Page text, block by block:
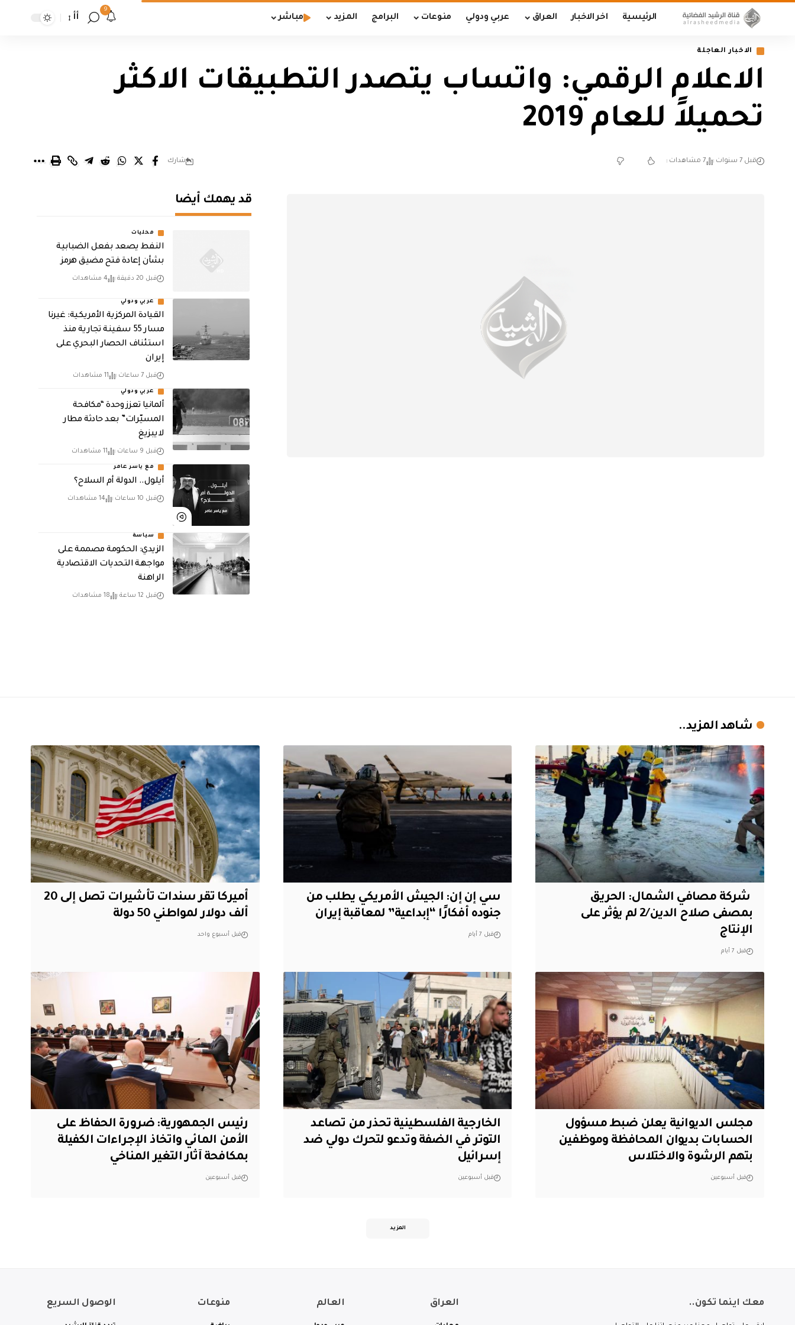
الرئيسية اخر الاخبار العراق عربي ودولي منوعات البرامج المزيد مباشر
9
أأ
الاخبار العاجلة
الاعلام الرقمي: واتساب يتصدر التطبيقات الاكثر
تحميلاً للعام 2019
قبل 7 سنوات 7 مشاهدات شارك
قد يهمك أيضا
محليات
النفط يصعد بفعل الضبابية
بشأن إعادة فتح مضيق هرمز
قبل 20 دقيقة 4 مشاهدات
عربي ودولي
القيادة المركزية الأمريكية: غيرنا
مسار 55 سفينة تجارية منذ
استئناف الحصار البحري على
إيران
قبل 7 ساعات 11 مشاهدات
عربي ودولي
ألمانيا تعزز وحدة “مكافحة
المسيّرات” بعد حادثة مطار
لايبزيغ
قبل 9 ساعات 11 مشاهدات
مع ياسر عامر
أيلول.. الدولة أم السلاح؟
قبل 10 ساعات 14 مشاهدات
سياسة
الزيدي: الحكومة مصممة على
مواجهة التحديات الاقتصادية
الراهنة
قبل 12 ساعة 18 مشاهدات
شاهد المزيد..
‏ شركة مصافي الشمال: الحريق
بمصفى صلاح الدين/2 لم يؤثر على
الإنتاج
قبل 7 أيام
سي إن إن: الجيش الأمريكي يطلب من
جنوده أفكارًا “إبداعية” لمعاقبة إيران
قبل 7 أيام
أميركا تقر سندات تأشيرات تصل إلى 20
ألف دولار لمواطني 50 دولة
قبل أسبوع واحد
مجلس الديوانية يعلن ضبط مسؤول
الحسابات بديوان المحافظة وموظفين
بتهم الرشوة والاختلاس
قبل أسبوعين
الخارجية الفلسطينية تحذر من تصاعد
التوتر في الضفة وتدعو لتحرك دولي ضد
إسرائيل
قبل أسبوعين
رئيس الجمهورية: ضرورة الحفاظ على
الأمن المائي واتخاذ الإجراءات الكفيلة
بمكافحة آثار التغير المناخي
قبل أسبوعين
المزيد
معك اينما تكون.. العراق العالم منوعات الوصول السريع